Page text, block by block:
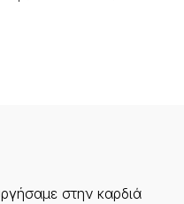
στην καρδιά